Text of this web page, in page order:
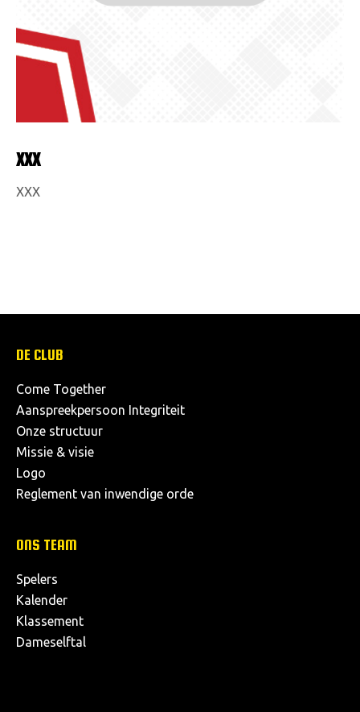
XXX
XXX
DE CLUB
Come Together
Aanspreekpersoon Integriteit
Onze structuur
Missie & visie
Logo
Reglement van inwendige orde
ONS TEAM
Spelers
Kalender
Klassement
Dameselftal